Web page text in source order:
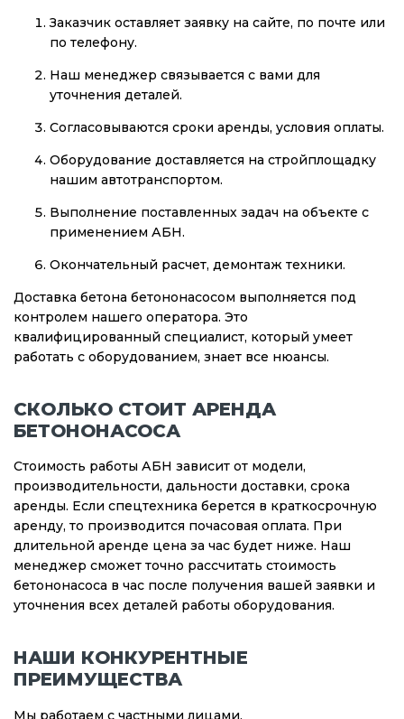
Заказчик оставляет заявку на сайте, по почте или
по телефону.
Наш менеджер связывается с вами для
уточнения деталей.
Согласовываются сроки аренды, условия оплаты.
Оборудование доставляется на стройплощадку
нашим автотранспортом.
Выполнение поставленных задач на объекте с
применением АБН.
Окончательный расчет, демонтаж техники.
Доставка бетона бетононасосом выполняется под
контролем нашего оператора. Это
квалифицированный специалист, который умеет
работать с оборудованием, знает все нюансы.
СКОЛЬКО СТОИТ АРЕНДА
БЕТОНОНАСОСА
Стоимость работы АБН зависит от модели,
производительности, дальности доставки, срока
аренды. Если спецтехника берется в краткосрочную
аренду, то производится почасовая оплата. При
длительной аренде цена за час будет ниже. Наш
менеджер сможет точно рассчитать стоимость
бетононасоса в час после получения вашей заявки и
уточнения всех деталей работы оборудования.
НАШИ КОНКУРЕНТНЫЕ
ПРЕИМУЩЕСТВА
Мы работаем с частными лицами,